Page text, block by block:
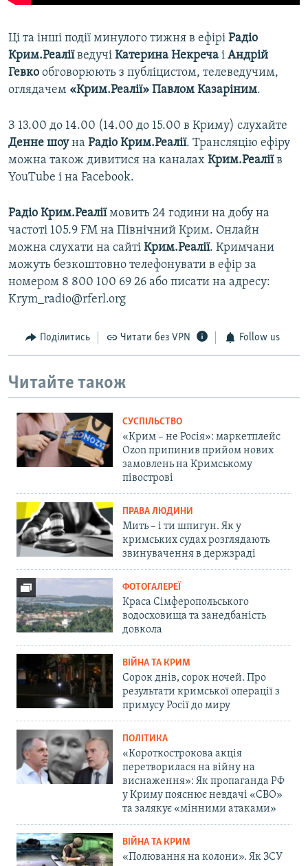
Ці та інші події минулого тижня в ефірі Радіо
Крим.Реаліїведучі Катерина Некреча і Андрій
Гевко обговорюють з публіцистом, телеведучим,
оглядачем «Крим.Реалії» Павлом Казаріним.
З 13.00 до 14.00 (14.00 до 15.00 в Криму) слухайте
Денне шоуна Радіо Крим.Реалії. Трансляцію ефіру
можна також дивитися на каналах Крим.Реаліїв
YouTube і на Facebook.
Радіо Крим.Реаліїмовить 24 години на добу на
частоті 105.9 FM на Північний Крим. Онлайн
можна слухати на сайті Крим.Реалії. Кримчани
можуть безкоштовно телефонувати в ефір за
номером 8 800 100 69 26 або писати на адресу:
Krym_radio@rferl.org
Поділитись Читати без VPN Follow us
Читайте також
СУСПІЛЬСТВО
«Крим – не Росія»: маркетплейс
Ozon припинив прийом нових
замовлень на Кримському
півострові
ПРАВА ЛЮДИНИ
Мить – і ти шпигун. Як у
кримських судах розглядають
звинувачення в держзраді
ФОТОГАЛЕРЕЇ
Краса Сімферопольського
водосховища та занедбаність
довкола
ВІЙНА ТА КРИМ
Сорок днів, сорок ночей. Про
результати кримської операції з
примусу Росії до миру
ПОЛІТИКА
«Короткострокова акція
перетворилася на війну на
виснаження»: Як пропаганда РФ
у Криму пояснює невдачі «СВО»
та залякує «мінними атаками»
ВІЙНА ТА КРИМ
«Полювання на колони». Як ЗСУ